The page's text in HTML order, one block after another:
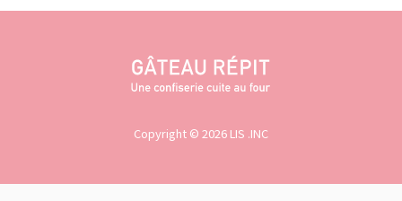
Copyright © 2026 LIS .INC